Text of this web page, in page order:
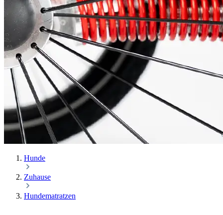
Hunde
Zuhause
Hundematratzen